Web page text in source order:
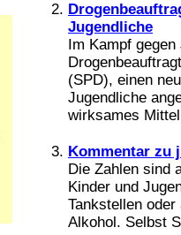
Jugendliche
Im Kampf
(SPD), einen
Jugendliche
wirksames
Kommentar zu
Die Zahlen sind
Kinder und
Tankstellen
Alkohol. Selbst